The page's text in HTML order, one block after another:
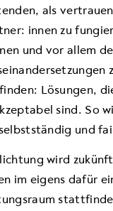
als
innen zu
und vor allem
Lösungen,
sind. So
und
wird
im eigens dafür